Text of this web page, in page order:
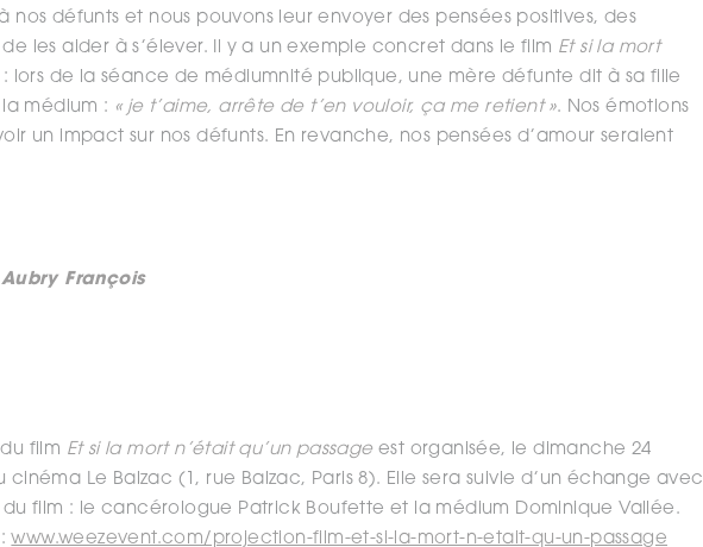
nos défunts et nous pouvons leur envoyer des pensées positives, des
les aider à s’élever. Il y a un exemple concret dans le film Et si la mort
: lors de la séance de médiumnité publique, une mère défunte dit à sa fille
médium : « je t’aime, arrête de t’en vouloir, ça me retient ». Nos émotions
un impact sur nos défunts. En revanche, nos pensées d’amour seraient
François
film Et si la mort n’était qu’un passage est organisée, le dimanche 24
cinéma Le Balzac (1, rue Balzac, Paris 8). Elle sera suivie d’un échange avec
film : le cancérologue Patrick Boufette et la médium Dominique Vallée.
:www.weezevent.com/projection-film-et-si-la-mort-n-etait-qu-un-passage